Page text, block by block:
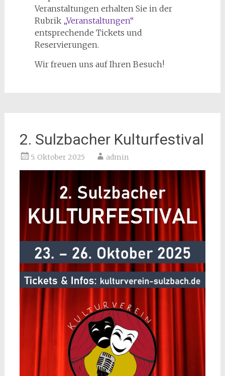
Veranstaltungen erhalten Sie in der
Rubrik „Veranstaltungen“
entsprechende Tickets und
Reservierungen.
Wir freuen uns auf Ihren Besuch!
2. Sulzbacher Kulturfestival
5. Oktober 2025 admin